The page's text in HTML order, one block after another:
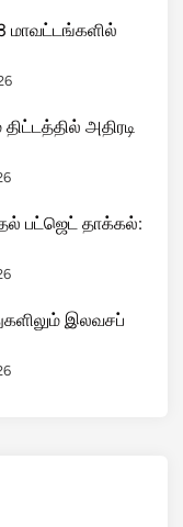
அதிரடி
பட்ஜெட் தாக்கல்:
இலவசப்